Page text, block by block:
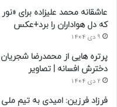
عاشقانه محمد علیزاده برای
که دل هواداران را برد+عکس
9 دی 1404
پرتره هایی از محمدرضا
دخترش افسانه | تصاویر
2 دی 1404
فرزاد فرزین: امیدی به تیم